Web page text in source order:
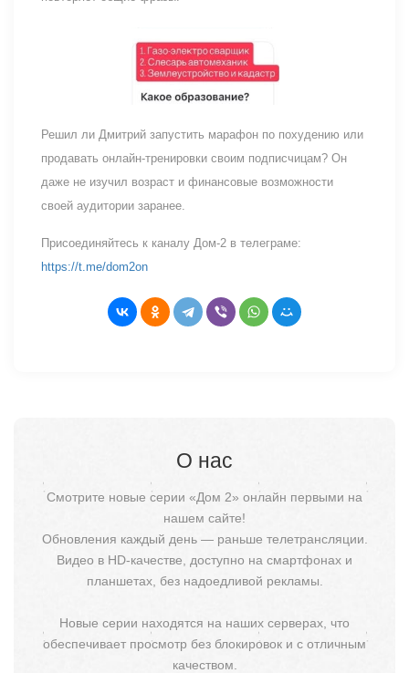
Решил ли Дмитрий запустить марафон по похудению или
продавать онлайн-тренировки своим подписчицам? Он
даже не изучил возраст и финансовые возможности
своей аудитории заранее.
Присоединяйтесь к каналу Дом-2 в телеграме:
https://t.me/dom2on
О нас
Смотрите новые серии «Дом 2» онлайн первыми на
нашем сайте!
Обновления каждый день — раньше телетрансляции.
Видео в HD-качестве, доступно на смартфонах и
планшетах, без надоедливой рекламы.
Новые серии находятся на наших серверах, что
обеспечивает просмотр без блокировок и с отличным
качеством.